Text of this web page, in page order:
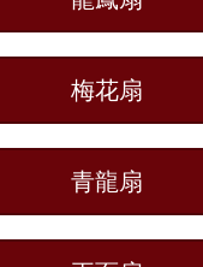
梅花扇
青龍扇